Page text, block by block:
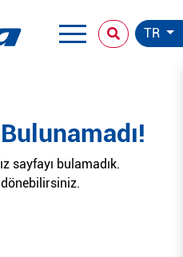
TR
sayfayı bulamadık.